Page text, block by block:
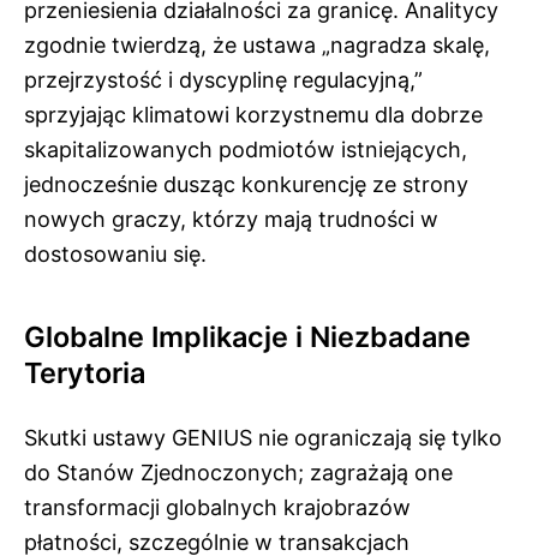
przeniesienia działalności za granicę. Analitycy
zgodnie twierdzą, że ustawa „nagradza skalę,
przejrzystość i dyscyplinę regulacyjną,”
sprzyjając klimatowi korzystnemu dla dobrze
skapitalizowanych podmiotów istniejących,
jednocześnie dusząc konkurencję ze strony
nowych graczy, którzy mają trudności w
dostosowaniu się.
Globalne Implikacje i Niezbadane
Terytoria
Skutki ustawy GENIUS nie ograniczają się tylko
do Stanów Zjednoczonych; zagrażają one
transformacji globalnych krajobrazów
płatności, szczególnie w transakcjach